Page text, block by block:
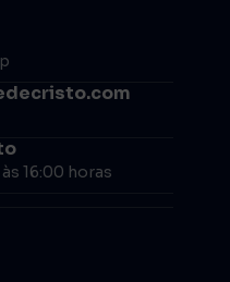
16:00 horas